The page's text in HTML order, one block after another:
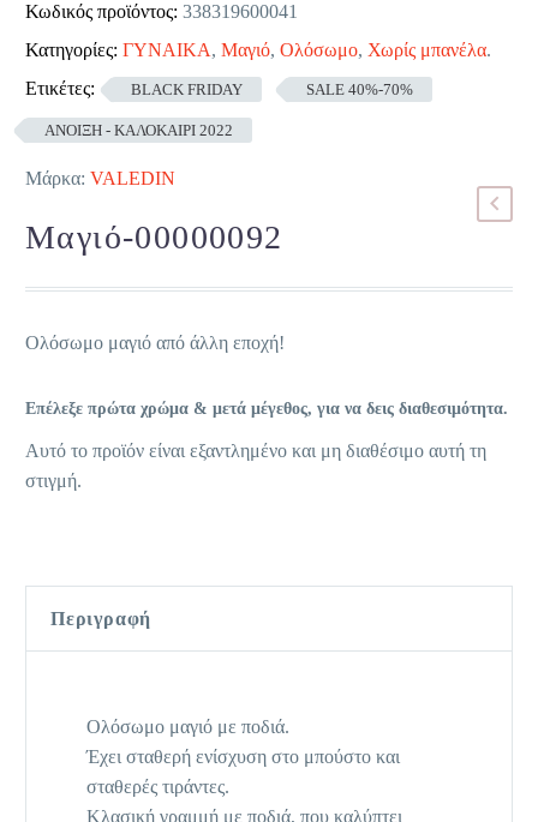
Κωδικός προϊόντος: 338319600041
Κατηγορίες: ΓΥΝΑΙΚΑ, Μαγιό, Ολόσωμο, Χωρίς μπανέλα.
Ετικέτες:
BLACK FRIDAY SALE 40%-70%
ΑΝΟΙΞΗ - ΚΑΛΟΚΑΙΡΙ 2022
Μάρκα: VALEDIN
Μαγιό-00000092
Ολόσωμο μαγιό από άλλη εποχή!
Επέλεξε πρώτα χρώμα & μετά μέγεθος, για να δεις διαθεσιμότητα.
Αυτό το προϊόν είναι εξαντλημένο και μη διαθέσιμο αυτή τη
στιγμή.
Περιγραφή
Ολόσωμο μαγιό με ποδιά.
Έχει σταθερή ενίσχυση στο μπούστο και
σταθερές τιράντες.
Κλασική γραμμή με ποδιά, που καλύπτει